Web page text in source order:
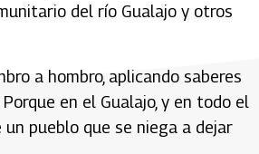
del río Gualajo y otros
a hombro, aplicando saberes
en el Gualajo, y en todo el
un pueblo que se niega a dejar